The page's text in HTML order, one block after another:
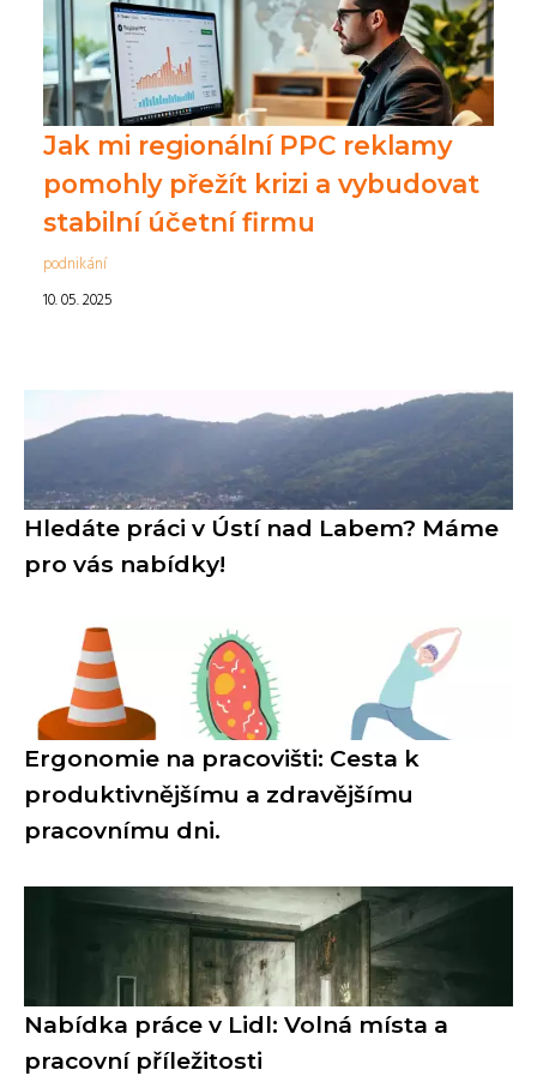
Jak mi regionální PPC reklamy
pomohly přežít krizi a vybudovat
stabilní účetní firmu
podnikání
10. 05. 2025
Hledáte práci v Ústí nad Labem? Máme
pro vás nabídky!
Ergonomie na pracovišti: Cesta k
produktivnějšímu a zdravějšímu
pracovnímu dni.
Nabídka práce v Lidl: Volná místa a
pracovní příležitosti